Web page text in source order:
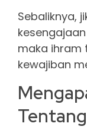
Sebaliknya,
maka ihram
kewajiban